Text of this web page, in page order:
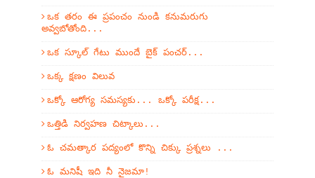
ఒక తరం ఈ ప్రపంచం నుండి కనుమరుగు
అవ్వబోతోంది...
ఒక స్కూల్ గేటు ముందే బైక్ పంచర్...
ఒక్క క్షణం విలువ
ఒక్కో ఆరోగ్య సమస్యకు... ఒక్కో పరీక్ష...
ఒత్తిడి నిర్వహణ చిట్కాలు...
ఓ చమత్కార పద్యంలో కొన్ని చిక్కు ప్రశ్నలు ...
ఓ మనిషీ ఇది నీ నైజమా!